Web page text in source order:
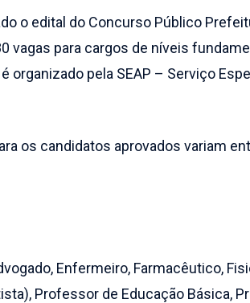
o edital do Concurso Público
vagas para cargos de níveis
organizado pela SEAP – Serviço
os candidatos aprovados variam
Enfermeiro, Farmacêutico,
Professor de Educação Básica,